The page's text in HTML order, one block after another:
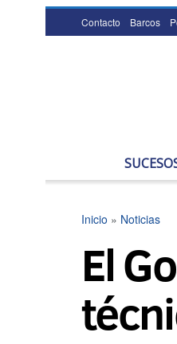
Contacto Barcos
Inicio » Noticias
El